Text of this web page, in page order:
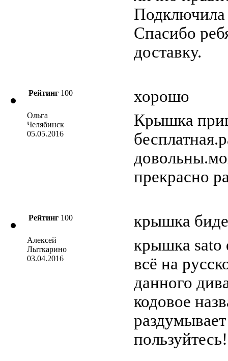
Подключила
Спасибо
доставку.
Рейтинг 100 хорошо
Ольга
Челябинск
05.05.2016
Крышка
прекрасно
Рейтинг 100 крышка
Алексей
Лыткарино
03.04.2016
крышка sato
всё на
данного
кодовое
пользуйтесь!